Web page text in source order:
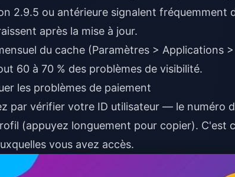
2.9.5 ou antérieure signalent fréquemment
après la mise à jour.
du cache (Paramètres > Applications
60 à 70 % des problèmes de visibilité.
les problèmes de paiement
par vérifier votre ID utilisateur — le numéro
(appuyez longuement pour copier). C'est
vous avez accès.